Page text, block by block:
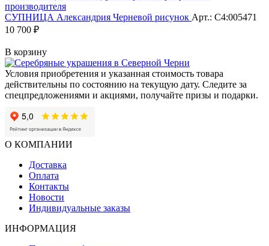
СУПНИЦА Александрия Черневой рисунок Арт.: С4:005471
10 700 ₽
В корзину
Условия приобретения и указанная стоимость товара
действительны по состоянию на текущую дату. Следите за
спецпредложениями и акциями, получайте призы и подарки.
О КОМПАНИИ
Доставка
Оплата
Контакты
Новости
Индивидуальные заказы
ИНФОРМАЦИЯ